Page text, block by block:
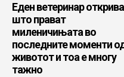
Еден ветеринар открива
што прават
миленичињата во
последните моменти
животот и тоа е многу
тажно